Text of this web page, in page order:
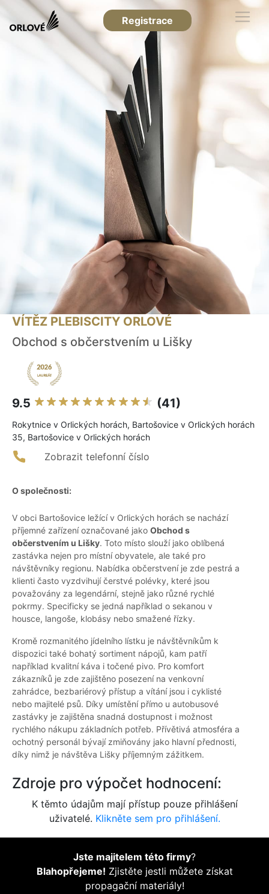
Registrace
VÍTĚZ PLEBISCITY ORLOVÉ
Obchod s občerstvením u Lišky
9.5 (41)
Rokytnice v Orlických horách, Bartošovice v Orlických horách
35, Bartošovice v Orlických horách
Zobrazit telefonní číslo
O společnosti:
V obci Bartošovice ležící v Orlických horách se nachází
příjemné zařízení označované jako Obchod s
občerstvením u Lišky. Toto místo slouží jako oblíbená
zastávka nejen pro místní obyvatele, ale také pro
návštěvníky regionu. Nabídka občerstvení je zde pestrá a
klienti často vyzdvihují čerstvé polévky, které jsou
považovány za legendární, stejně jako různé rychlé
pokrmy. Specificky se jedná například o sekanou v
housce, langoše, klobásy nebo smažené řízky.
Kromě rozmanitého jídelního lístku je návštěvníkům k
dispozici také bohatý sortiment nápojů, kam patří
například kvalitní káva i točené pivo. Pro komfort
zákazníků je zde zajištěno posezení na venkovní
zahrádce, bezbariérový přístup a vítání jsou i cyklisté
nebo majitelé psů. Díky umístění přímo u autobusové
zastávky je zajištěna snadná dostupnost i možnost
rychlého nákupu základních potřeb. Přívětivá atmosféra a
ochotný personál bývají zmiňovány jako hlavní přednosti,
díky nimž je návštěva Lišky příjemným zážitkem.
Zdroje pro výpočet hodnocení:
K těmto údajům mají přístup pouze přihlášení
uživatelé. Klikněte sem pro přihlášení.
Jste majitelem této firmy?
Blahopřejeme! Zjistěte jestli můžete získat
propagační materiály!